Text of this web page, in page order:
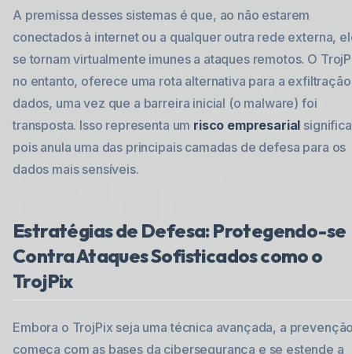
A premissa desses sistemas é que, ao não estarem
conectados à internet ou a qualquer outra rede externa,
se tornam virtualmente imunes a ataques remotos. O
no entanto, oferece uma rota alternativa para a
dados, uma vez que a barreira inicial (o malware) foi
transposta. Isso representa um risco empresarial
pois anula uma das principais camadas de defesa para os
dados mais sensíveis.
Estratégias de Defesa: Protegendo-se
Contra Ataques Sofisticados como o
TrojPix
Embora o TrojPix seja uma técnica avançada, a
começa com as bases da cibersegurança e se estende a